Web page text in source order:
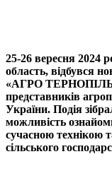
Link
Print
25-26 вересня 2024
область, відбувся
«АГРО
представників
України. Подія
можливість
сучасною технікою
сільського